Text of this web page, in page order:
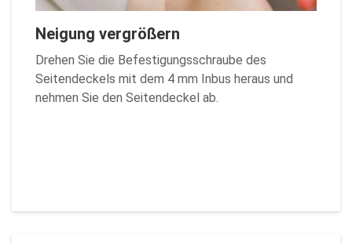
Neigung vergrößern
Drehen Sie die Befestigungsschraube des
Seitendeckels mit dem 4 mm Inbus heraus und
nehmen Sie den Seitendeckel ab.